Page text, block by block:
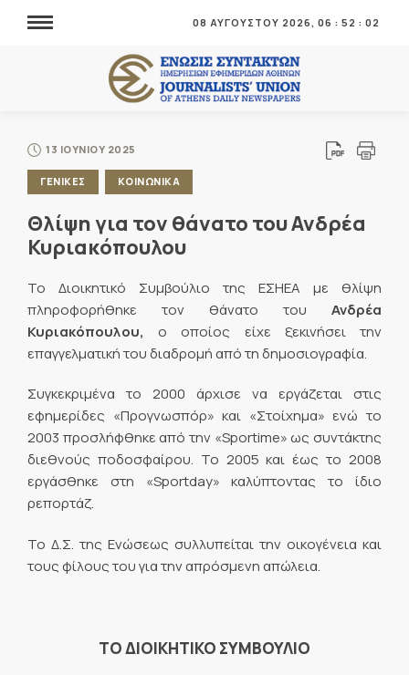
08 ΑΥΓΟΥΣΤΟΥ 2026, 06 : 52 : 02
13 ΙΟΥΝΙΟΥ 2025
ΓΕΝΙΚΕΣ ΚΟΙΝΩΝΙΚΑ
Θλίψη για τον θάνατο του Ανδρέα
Κυριακόπουλου
Το Διοικητικό Συμβούλιο της ΕΣΗΕΑ με θλίψη
πληροφορήθηκε τον θάνατο του Ανδρέα
Κυριακόπουλου, ο οποίος είχε ξεκινήσει την
επαγγελματική του διαδρομή από τη δημοσιογραφία.
Συγκεκριμένα το 2000 άρχισε να εργάζεται στις
εφημερίδες «Προγνωσπόρ» και «Στοίχημα» ενώ το
2003 προσλήφθηκε από την «Sportime» ως συντάκτης
διεθνούς ποδοσφαίρου. Το 2005 και έως το 2008
εργάσθηκε στη «Sportday» καλύπτοντας το ίδιο
ρεπορτάζ.
Το Δ.Σ. της Ενώσεως συλλυπείται την οικογένεια και
τους φίλους του για την απρόσμενη απώλεια.
ΤΟ ΔΙΟΙΚΗΤΙΚΟ ΣΥΜΒΟΥΛΙΟ